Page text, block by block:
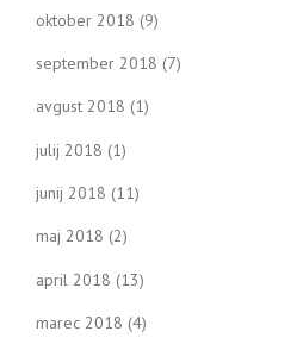
oktober 2018 (9)
september 2018 (7)
avgust 2018 (1)
julij 2018 (1)
junij 2018 (11)
maj 2018 (2)
april 2018 (13)
marec 2018 (4)